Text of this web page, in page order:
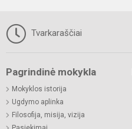
Tvarkaraščiai
Pagrindinė mokykla
Mokyklos istorija
Ugdymo aplinka
Filosofija, misija, vizija